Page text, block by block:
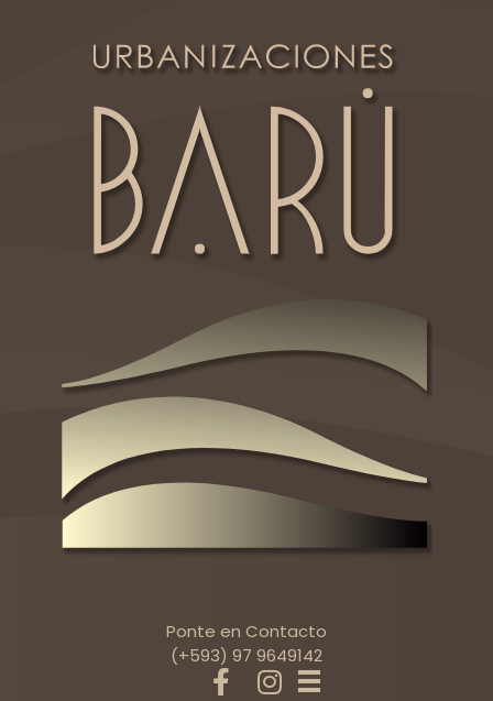
Ponte en Contacto
(+593) 97 9649142